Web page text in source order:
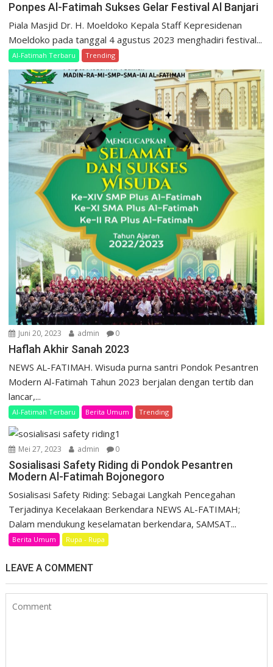
Ponpes Al-Fatimah Sukses Gelar Festival Al Banjari
Piala Masjid Dr. H. Moeldoko Kepala Staff Kepresidenan
Moeldoko pada tanggal 4 agustus 2023 menghadiri festival...
Al-Fatimah Terbaru Trending
Juni 20, 2023 admin 0
Haflah Akhir Sanah 2023
NEWS AL-FATIMAH. Wisuda purna santri Pondok Pesantren
Modern Al-Fatimah Tahun 2023 berjalan dengan tertib dan
lancar,...
Al-Fatimah Terbaru Berita Umum Trending
Mei 27, 2023 admin 0
Sosialisasi Safety Riding di Pondok Pesantren
Modern Al-Fatimah Bojonegoro
Sosialisasi Safety Riding: Sebagai Langkah Pencegahan
Terjadinya Kecelakaan Berkendara NEWS AL-FATIMAH;
Dalam mendukung keselamatan berkendara, SAMSAT...
Berita Umum Rupa - Rupa
LEAVE A COMMENT